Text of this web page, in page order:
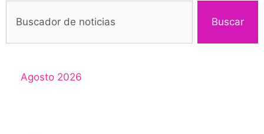
Buscar
Agosto 2026